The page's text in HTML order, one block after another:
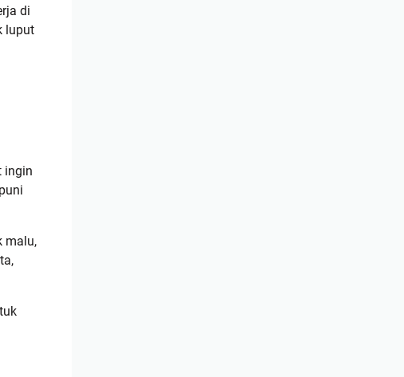
di
luput
ingin
malu,